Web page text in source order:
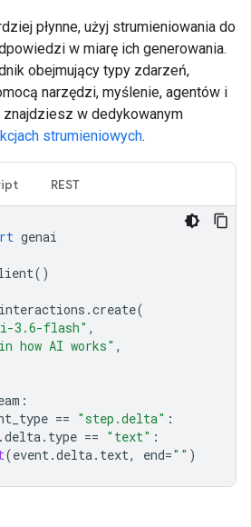
płynne, użyj strumieniowania do
w miarę ich generowania.
obejmujący typy zdarzeń,
narzędzi, myślenie, agentów i
w dedykowanym
strumieniowych.
REST
genai
()
interactions .create(
3.6-flash" ,
how AI works" ,
:
== "step.delta" :
.delta. type == "text" :
(event.delta. text, end="" )